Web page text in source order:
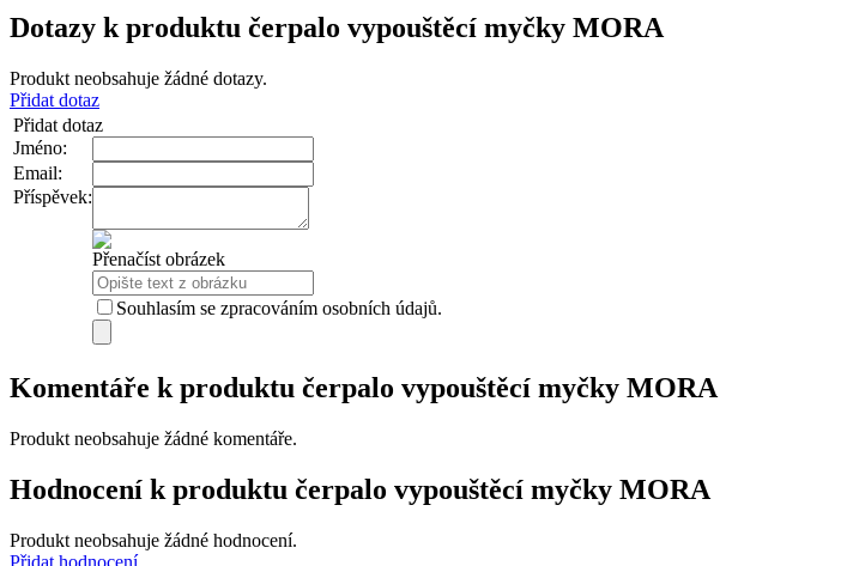
Dotazy k produktu čerpalo vypouštěcí myčky MORA
Produkt neobsahuje žádné dotazy.
Přidat dotaz
Přidat dotaz
Jméno:
Email:
Příspěvek:
Přenačíst obrázek
Souhlasím se zpracováním osobních údajů.
Komentáře k produktu čerpalo vypouštěcí myčky MORA
Produkt neobsahuje žádné komentáře.
Hodnocení k produktu čerpalo vypouštěcí myčky MORA
Produkt neobsahuje žádné hodnocení.
Přidat hodnocení